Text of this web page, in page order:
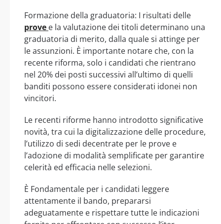
Formazione della graduatoria: I risultati delle
prove e la valutazione dei titoli determinano una
graduatoria di merito, dalla quale si attinge per
le assunzioni. È importante notare che, con la
recente riforma, solo i candidati che rientrano
nel 20% dei posti successivi all’ultimo di quelli
banditi possono essere considerati idonei non
vincitori.
Le recenti riforme hanno introdotto significative
novità, tra cui la digitalizzazione delle procedure,
l’utilizzo di sedi decentrate per le prove e
l’adozione di modalità semplificate per garantire
celerità ed efficacia nelle selezioni.
È Fondamentale per i candidati leggere
attentamente il bando, prepararsi
adeguatamente e rispettare tutte le indicazioni